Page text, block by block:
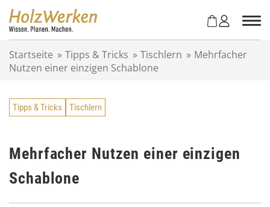
Startseite » Tipps & Tricks » Tischlern » Mehrfacher
Nutzen einer einzigen Schablone
Tipps & Tricks Tischlern
Mehrfacher Nutzen einer einzigen
Schablone